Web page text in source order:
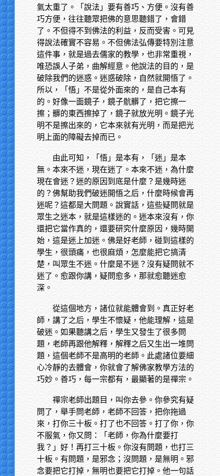
氣太重了。「說法」要有善巧、方便。沒有善
巧方便，往往聽眾把佛的意思聽錯了，會錯
了。不但得不到佛法的利益，反而受害。可見
得說法確實不容易。不但佛法弘傳要特別注意
這件事，就是過去儒家的教學，也非常重視，
唯恐誤人子弟，曲解經意。他說法的目的，是
破除我們的迷惑。迷惑破除，自然就開悟了。
所以，「悟」不是從外面來的，是自己本有
的。好像一面鏡子，鏡子骯髒了，把它擦一
擦；髒的東西擦掉了，鏡子就放光明。鏡子光
明不是擦出來的，它本來就有光明，而是把光
明上面的障礙去掉而已。
由此可知，「悟」是本有，「迷」是本
無。本來不迷，現在迷了。本來不迷，為什麼
現在會迷？迷的原因到底是什麼？是幾時迷
的？佛幫助我們破迷開悟之后，什麼時候會再
迷呢？這都是大問題。說實話，這些疑問就是
眾生之迷本，就是這樣迷的。迷本來沒有，你
還把它當作真的，還要研究什麼原因，幾時開
始，這是迷上加迷。佛是好老師，碰到這樣的
學生，很頭痛，也很麻煩，怎麼能把它搞清
楚，叫眾生不迷。什麼是不迷？沒有疑問就不
迷了。愈跟你講，疑問愈多，那就愈聽迷愈
深。
從這個地方，諸位就能體會到。真正好老
師，講了之后，學生不懷疑，他能理解，這是
破迷。如果聽講之后，學生又發生了很多問
題，老師再跟他解釋，解釋之后又生出一堆問
題，這個老師不是高明的老師。此處諸位要細
心冷靜的去體會，你就會了解佛家教學方法的
巧妙。善巧，每一宗都有，最顯著的是禪宗。
禪宗老師出題目，叫你去參。你參究有疑
問了，舉手問老師，老師不回答，把你拖過
來，打你三十板。打了也不回答。打了你，你
不服氣，你又問：「老師，你為什麼要打
我？」好！再打三十板。你沒有問題，也打三
十板。有問題，是邪念；沒問題，是無明。邪
念要把它打掉，無明也要把它打掉。他一句話